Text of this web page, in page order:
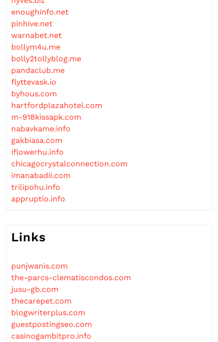
enoughinfo.net
pinhive.net
warnabet.net
bollym4u.me
bolly2tollyblog.me
pandaclub.me
flyttevask.io
byhous.com
hartfordplazahotel.com
m-918kissapk.com
nabavkame.info
gakbiasa.com
iflowerhu.info
chicagocrystalconnection.com
imanabadii.com
trilipohu.info
appruptio.info
Links
punjwanis.com
the-parcs-clematiscondos.com
jusu-gb.com
thecarepet.com
blogwriterplus.com
guestpostingseo.com
casinogambitpro.info